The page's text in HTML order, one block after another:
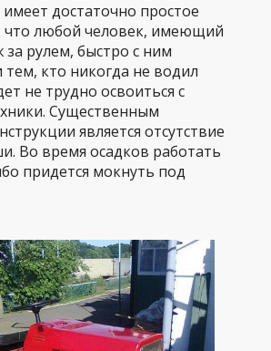
достаточно простое
что любой человек, имеющий
рулем, быстро с ним
тем, кто никогда не водил
не трудно освоиться с
Существенным
является отсутствие
Во время осадков работать
придется мокнуть под